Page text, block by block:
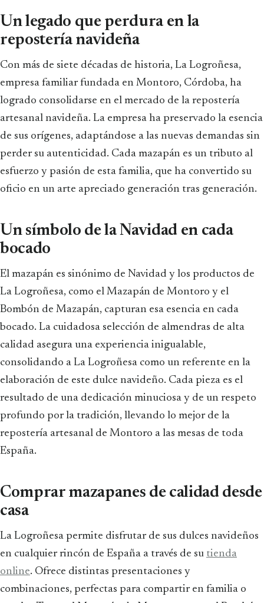
Un legado que perdura en la
repostería navideña
Con más de siete décadas de historia, La Logroñesa,
empresa familiar fundada en Montoro, Córdoba, ha
logrado consolidarse en el mercado de la repostería
artesanal navideña. La empresa ha preservado la esencia
de sus orígenes, adaptándose a las nuevas demandas sin
perder su autenticidad. Cada mazapán es un tributo al
esfuerzo y pasión de esta familia, que ha convertido su
oficio en un arte apreciado generación tras generación.
Un símbolo de la Navidad en cada
bocado
El mazapán es sinónimo de Navidad y los productos de
La Logroñesa, como el Mazapán de Montoro y el
Bombón de Mazapán, capturan esa esencia en cada
bocado. La cuidadosa selección de almendras de alta
calidad asegura una experiencia inigualable,
consolidando a La Logroñesa como un referente en la
elaboración de este dulce navideño. Cada pieza es el
resultado de una dedicación minuciosa y de un respeto
profundo por la tradición, llevando lo mejor de la
repostería artesanal de Montoro a las mesas de toda
España.
Comprar mazapanes de calidad desde
casa
La Logroñesa permite disfrutar de sus dulces navideños
en cualquier rincón de España a través de su tienda
online. Ofrece distintas presentaciones y
combinaciones, perfectas para compartir en familia o